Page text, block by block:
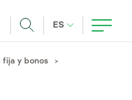
ES IDIOMA
fija y bonos